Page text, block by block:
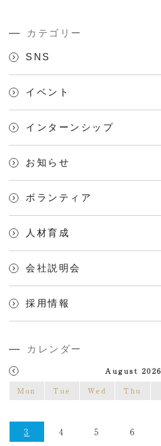
カテゴリー
SNS
イベント
インターンシップ
お知らせ
ボランティア
人材育成
会社説明会
採用情報
カレンダー
August 2026
Mon
Tue Wed Thu
3
4 5 6